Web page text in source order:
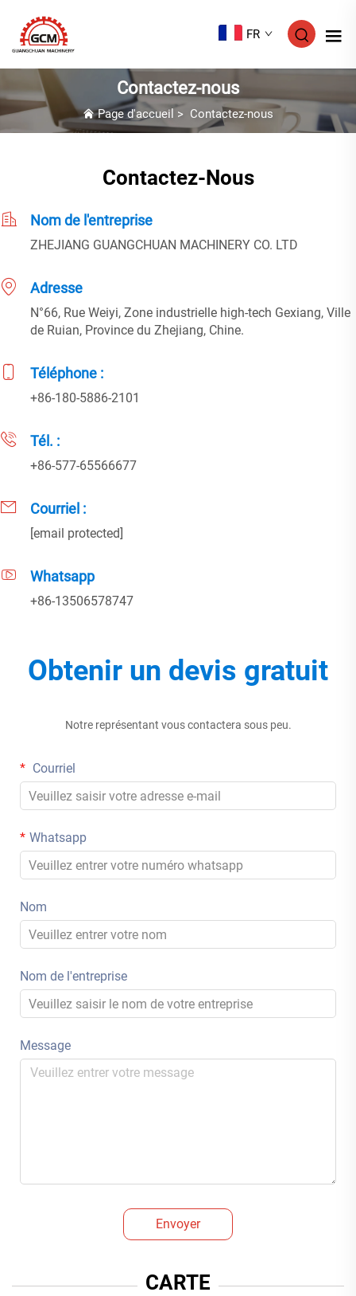
FR
Contactez-nous
Page d'accueil > Contactez-nous
Contactez-Nous
Nom de l'entreprise
ZHEJIANG GUANGCHUAN MACHINERY CO. LTD
Adresse
N°66, Rue Weiyi, Zone industrielle high-tech Gexiang, Ville
de Ruian, Province du Zhejiang, Chine.
Téléphone :
+86-180-5886-2101
Tél. :
+86-577-65566677
Courriel :
[email protected]
Whatsapp
+86-13506578747
Obtenir un devis gratuit
Notre représentant vous contactera sous peu.
Courriel
Whatsapp
Nom
Nom de l'entreprise
Message
Envoyer
CARTE